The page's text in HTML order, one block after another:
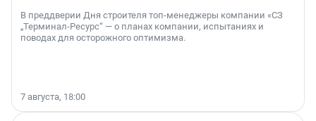
В преддверии Дня строителя топ-менеджеры компании «СЗ
„Терминал-Ресурс“ — о планах компании, испытаниях и
поводах для осторожного оптимизма.
7 августа, 18:00